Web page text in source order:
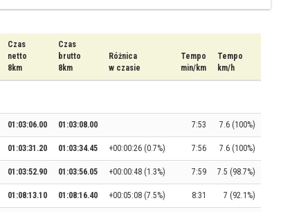
Czas
netto
8km
Czas
brutto
8km
Różnica
w czasie
Tempo
min/km
Tempo
km/h
01:03:06.00 01:03:08.00 7:53 7.6 (100%)
01:03:31.20 01:03:34.45 +00:00:26 (0.7%) 7:56 7.6 (100%)
01:03:52.90 01:03:56.05 +00:00:48 (1.3%) 7:59 7.5 (98.7%)
01:08:13.10 01:08:16.40 +00:05:08 (7.5%) 8:31 7 (92.1%)